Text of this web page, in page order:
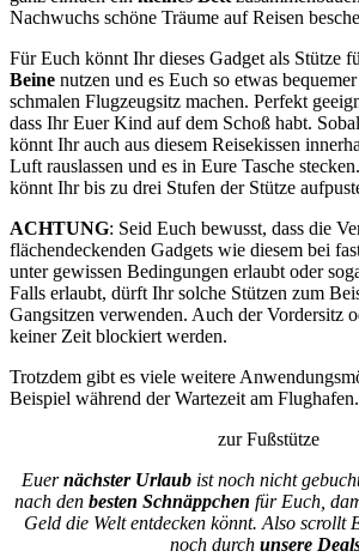
Nachwuchs schöne Träume auf Reisen
Für Euch könnt Ihr dieses Gadget als Stütze
Beine nutzen und es Euch so etwas
schmalen Flugzeugsitz machen. Perfekt
dass Ihr Euer Kind auf dem Schoß habt.
könnt Ihr auch aus diesem Reisekissen
Luft rauslassen und es in Eure Tasche
könnt Ihr bis zu drei Stufen der Stütze
ACHTUNG: Seid Euch bewusst, dass die
flächendeckenden Gadgets wie diesem bei
unter gewissen Bedingungen erlaubt oder
Falls erlaubt, dürft Ihr solche Stützen zum
Gangsitzen verwenden. Auch der Vordersitz
keiner Zeit blockiert werden.
Trotzdem gibt es viele weitere
Beispiel während der Wartezeit am Flughafen.
zur Fußstütze
Euernächster Urlaubist noch nicht
nach den besten Schnäppchen für Euch,
Geld die Welt entdecken könnt. Also scrollt
noch durch unsere